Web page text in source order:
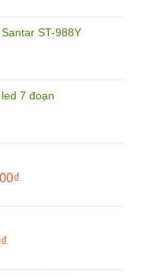
ST-988Y
7 đoạn
₫Giá
₫Giá